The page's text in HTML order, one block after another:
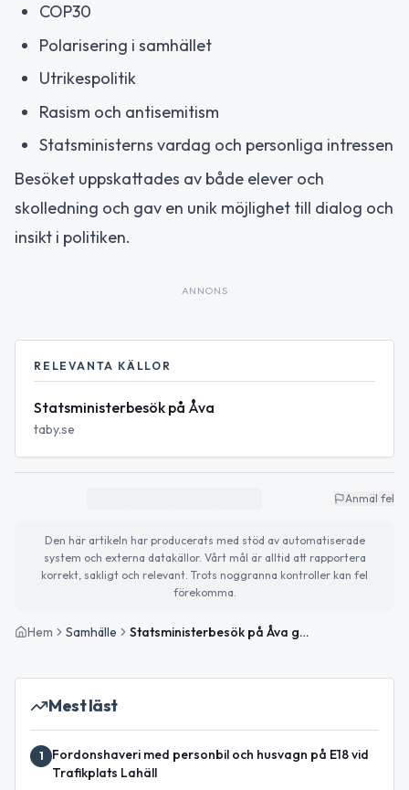
COP30
Polarisering i samhället
Utrikespolitik
Rasism och antisemitism
Statsministerns vardag och personliga intressen
Besöket uppskattades av både elever och
skolledning och gav en unik möjlighet till dialog och
insikt i politiken.
ANNONS
RELEVANTA KÄLLOR
Statsministerbesök på Åva
taby.se
Anmäl fel
Den här artikeln har producerats med stöd av automatiserade
system och externa datakällor. Vårt mål är alltid att rapportera
korrekt, sakligt och relevant. Trots noggranna kontroller kan fel
förekomma.
Hem Samhälle Statsministerbesök på Åva gymnasium i Täby
Mest läst
1
Fordonshaveri med personbil och husvagn på E18 vid
Trafikplats Lahäll